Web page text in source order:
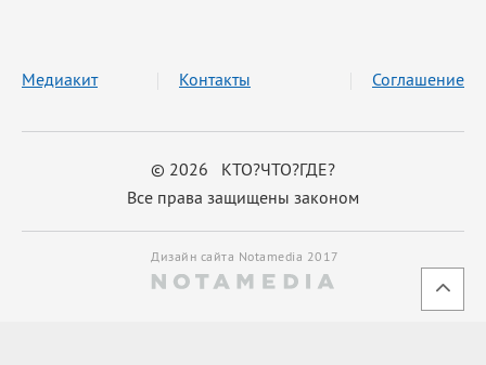
© 2026 КТО?ЧТО?ГДЕ?
Все права защищены законом
Медиакит Контакты Соглашение
Дизайн сайта Notamedia 2017